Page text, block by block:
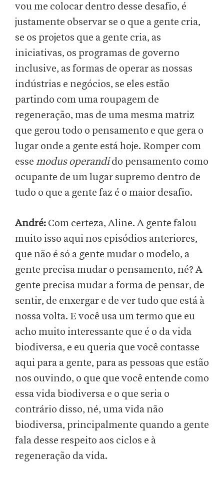
vou me colocar dentro desse desafio, é
justamente observar se o que a gente cria,
se os projetos que a gente cria, as
iniciativas, os programas de governo
inclusive, as formas de operar as nossas
indústrias e negócios, se eles estão
partindo com uma roupagem de
regeneração, mas de uma mesma matriz
que gerou todo o pensamento e que gera o
lugar onde a gente está hoje. Romper com
esse modus operandido pensamento como
ocupante de um lugar supremo dentro de
tudo o que a gente faz é o maior desafio.
André: Com certeza, Aline. A gente falou
muito isso aqui nos episódios anteriores,
que não é só a gente mudar o modelo, a
gente precisa mudar o pensamento, né? A
gente precisa mudar a forma de pensar, de
sentir, de enxergar e de ver tudo que está à
nossa volta. E você usa um termo que eu
acho muito interessante que é o da vida
biodiversa, e eu queria que você contasse
aqui para a gente, para as pessoas que estão
nos ouvindo, o que que você entende como
essa vida biodiversa e o que seria o
contrário disso, né, uma vida não
biodiversa, principalmente quando a gente
fala desse respeito aos ciclos e à
regeneração da vida.